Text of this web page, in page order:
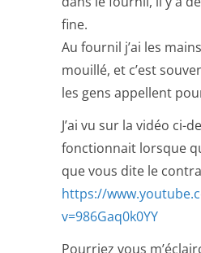
fine.
Au fournil j’ai les
mouillé, et c’est
les gens appellent
J’ai vu sur la vidéo ci-
fonctionnait lorsque
que vous dite le
https://
v=986Gaq0k0YY
Pourriez vous